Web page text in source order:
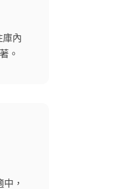
庫內
。
，